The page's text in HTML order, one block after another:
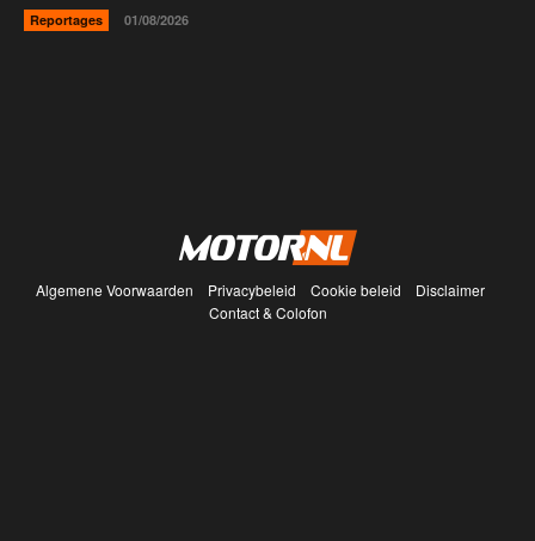
Reportages 01/08/2026
Algemene Voorwaarden Privacybeleid Cookie beleid
Disclaimer
Contact & Colofon